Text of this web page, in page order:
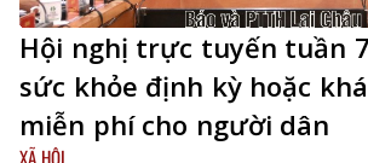
Hội nghị trực tuyến tuần
sức khỏe định kỳ hoặc
miễn phí cho người dân
XÃ HỘI